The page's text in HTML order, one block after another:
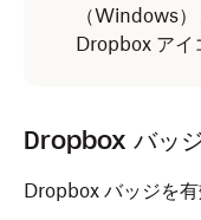
（Windows
Dropbox アイ
Dropbox バッ
Dropbox バッジを有